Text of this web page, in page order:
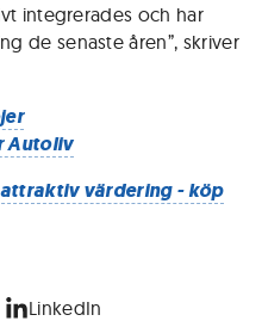
integrerades och har
de senaste åren”, skriver
Autoliv
värdering - köp
LinkedIn